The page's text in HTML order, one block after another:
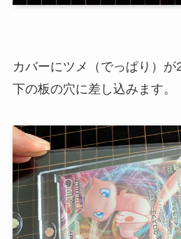
カバーにツメ（でっぱり）が
下の板の穴に差し込みます。